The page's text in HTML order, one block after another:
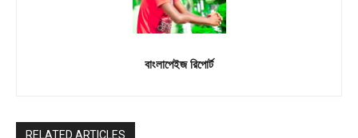
বাংলাপেইজ রিপোর্ট
RELATED ARTICLES